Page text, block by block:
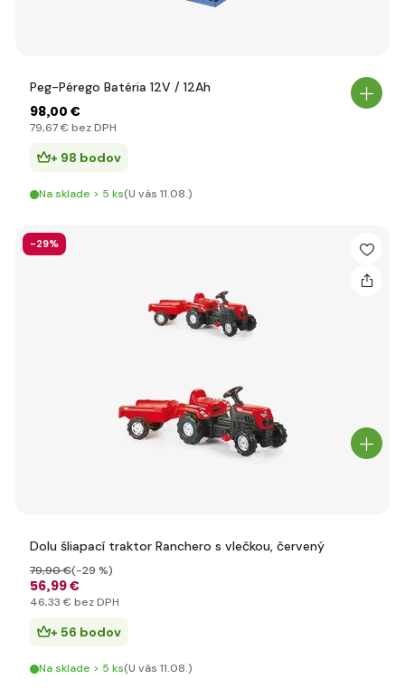
Peg-Pérego Batéria 12V / 12Ah
98,00 €
79,67 € bez DPH
+ 98 bodov
Na sklade > 5 ks(U vás 11.08.)
-29%
Dolu šliapací traktor Ranchero s vlečkou, červený
56,99 €
79,90 €(-29 %)
46,33 € bez DPH
+ 56 bodov
Na sklade > 5 ks(U vás 11.08.)